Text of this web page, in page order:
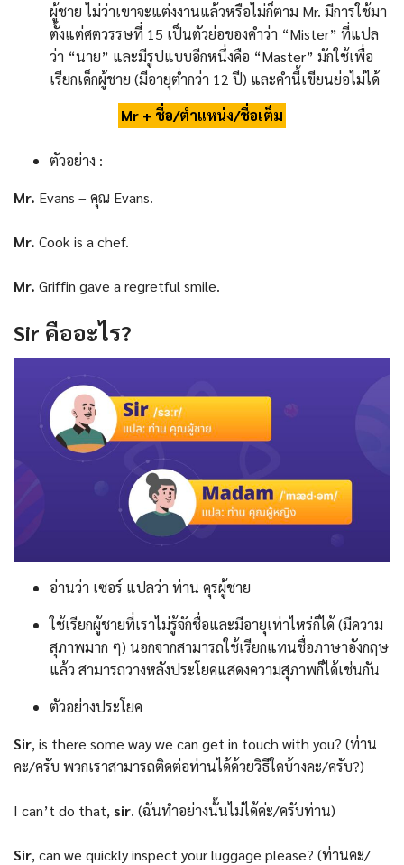
ผู้ชาย ไม่ว่าเขาจะแต่งงานแล้วหรือไม่ก็ตาม Mr. มีการใช้มา
ตั้งแต่ศตวรรษที่ 15 เป็นตัวย่อของคำว่า “Mister” ที่แปล
ว่า “นาย” และมีรูปแบบอีกหนึ่งคือ “Master” มักใช้เพื่อ
เรียกเด็กผู้ชาย (มีอายุต่ำกว่า 12 ปี) และคำนี้เขียนย่อไม่ได้
Mr + ชื่อ/ตำแหน่ง/ชื่อเต็ม
ตัวอย่าง :
Mr. Evans – คุณ Evans.
Mr. Cook is a chef.
Mr. Griffin gave a regretful smile.
Sir คืออะไร?
อ่านว่า เซอร์ แปลว่า ท่าน คุรผู้ชาย
ใช้เรียกผู้ชายที่เราไม่รู้จักชื่อและมีอายุเท่าไหร่ก็ได้ (มีความ
สุภาพมาก ๆ) นอกจากสามารถใช้เรียกแทนชื่อภาษาอังกฤษ
แล้ว สามารถวางหลังประโยคแสดงความสุภาพก็ได้เช่นกัน
ตัวอย่างประโยค
Sir, is there some way we can get in touch with you? (ท่าน
คะ/ครับ พวกเราสามารถติดต่อท่านได้ด้วยวิธีใดบ้างคะ/ครับ?)
I can’t do that, sir. (ฉันทำอย่างนั้นไม่ได้ค่ะ/ครับท่าน)
Sir, can we quickly inspect your luggage please? (ท่านคะ/